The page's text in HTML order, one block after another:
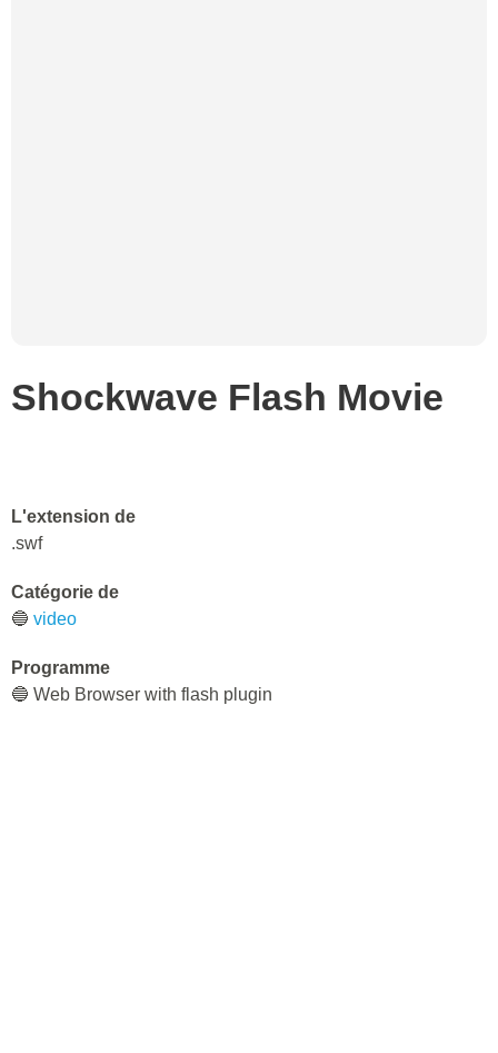
Shockwave Flash Movie
L'extension de
.swf
Catégorie de
🔵 video
Programme
🔵 Web Browser with flash plugin